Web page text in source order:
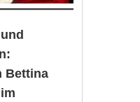
Bettina